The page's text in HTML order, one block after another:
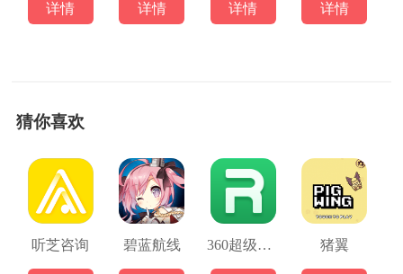
详情 详情 详情 详情
猜你喜欢
听芝咨询 碧蓝航线 360超级ROOT 猪翼